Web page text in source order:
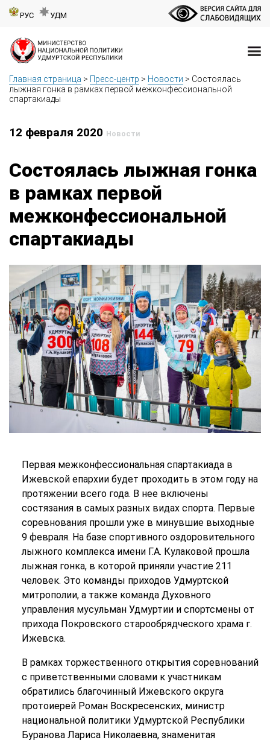
РУС УДМ
Главная страница > Пресс-центр > Новости > Состоялась
лыжная гонка в рамках первой межконфессиональной
спартакиады
12 февраля 2020 Новости
Состоялась лыжная гонка
в рамках первой
межконфессиональной
спартакиады
Первая межконфессиональная спартакиада в
Ижевской епархии будет проходить в этом году на
протяжении всего года. В нее включены
состязания в самых разных видах спорта. Первые
соревнования прошли уже в минувшие выходные
9 февраля. На базе спортивного оздоровительного
лыжного комплекса имени Г.А. Кулаковой прошла
лыжная гонка, в которой приняли участие 211
человек. Это команды приходов Удмуртской
митрополии, а также команда Духовного
управления мусульман Удмуртии и спортсмены от
прихода Покровского старообрядческого храма г.
Ижевска.
В рамках торжественного открытия соревнований
с приветственными словами к участникам
обратились благочинный Ижевского округа
протоиерей Роман Воскресенских, министр
национальной политики Удмуртской Республики
Буранова Лариса Николаевна, знаменитая